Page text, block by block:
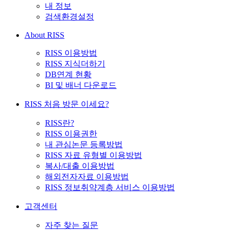
내 정보
검색환경설정
About RISS
RISS 이용방법
RISS 지식더하기
DB연계 현황
BI 및 배너 다운로드
RISS 처음 방문 이세요?
RISS란?
RISS 이용권한
내 관심논문 등록방법
RISS 자료 유형별 이용방법
복사/대출 이용방법
해외전자자료 이용방법
RISS 정보취약계층 서비스 이용방법
고객센터
자주 찾는 질문